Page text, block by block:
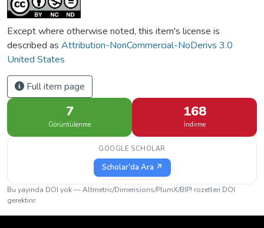
Except where otherwise noted, this item's license is
described as Attribution-NonCommercial-NoDerivs 3.0
United States
Full item page
7
Görüntülenme
168
İndirme
GOOGLE SCHOLAR
Scholar'da Ara ↗
Bu yayında DOI yok — Altmetric/Dimensions/PlumX/BIP! rozetleri DOI
gerektirir.